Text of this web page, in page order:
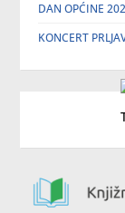
DAN OPĆINE
KONCERT